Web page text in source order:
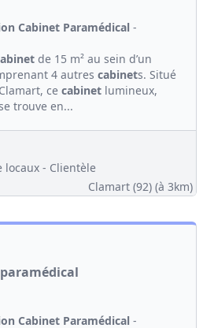
Cabinet Paramédical -
de 15 m² au sein d’un
4 autres cabinets. Situé
ce cabinet lumineux,
trouve en...
locaux - Clientèle
Clamart (92) (à 3km)
Cabinet Paramédical -